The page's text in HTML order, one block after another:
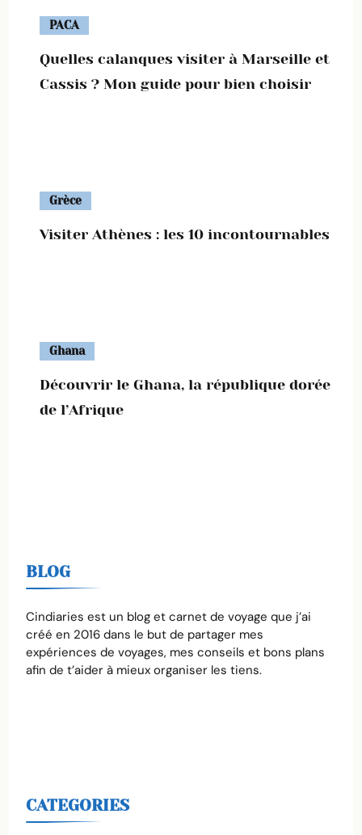
PACA
Quelles calanques visiter à Marseille et
Cassis ? Mon guide pour bien choisir
Grèce
Visiter Athènes : les 10 incontournables
Ghana
Découvrir le Ghana, la république dorée
de l’Afrique
BLOG
Cindiaries est un blog et carnet de voyage que j’ai
créé en 2016 dans le but de partager mes
expériences de voyages, mes conseils et bons plans
afin de t’aider à mieux organiser les tiens.
CATEGORIES